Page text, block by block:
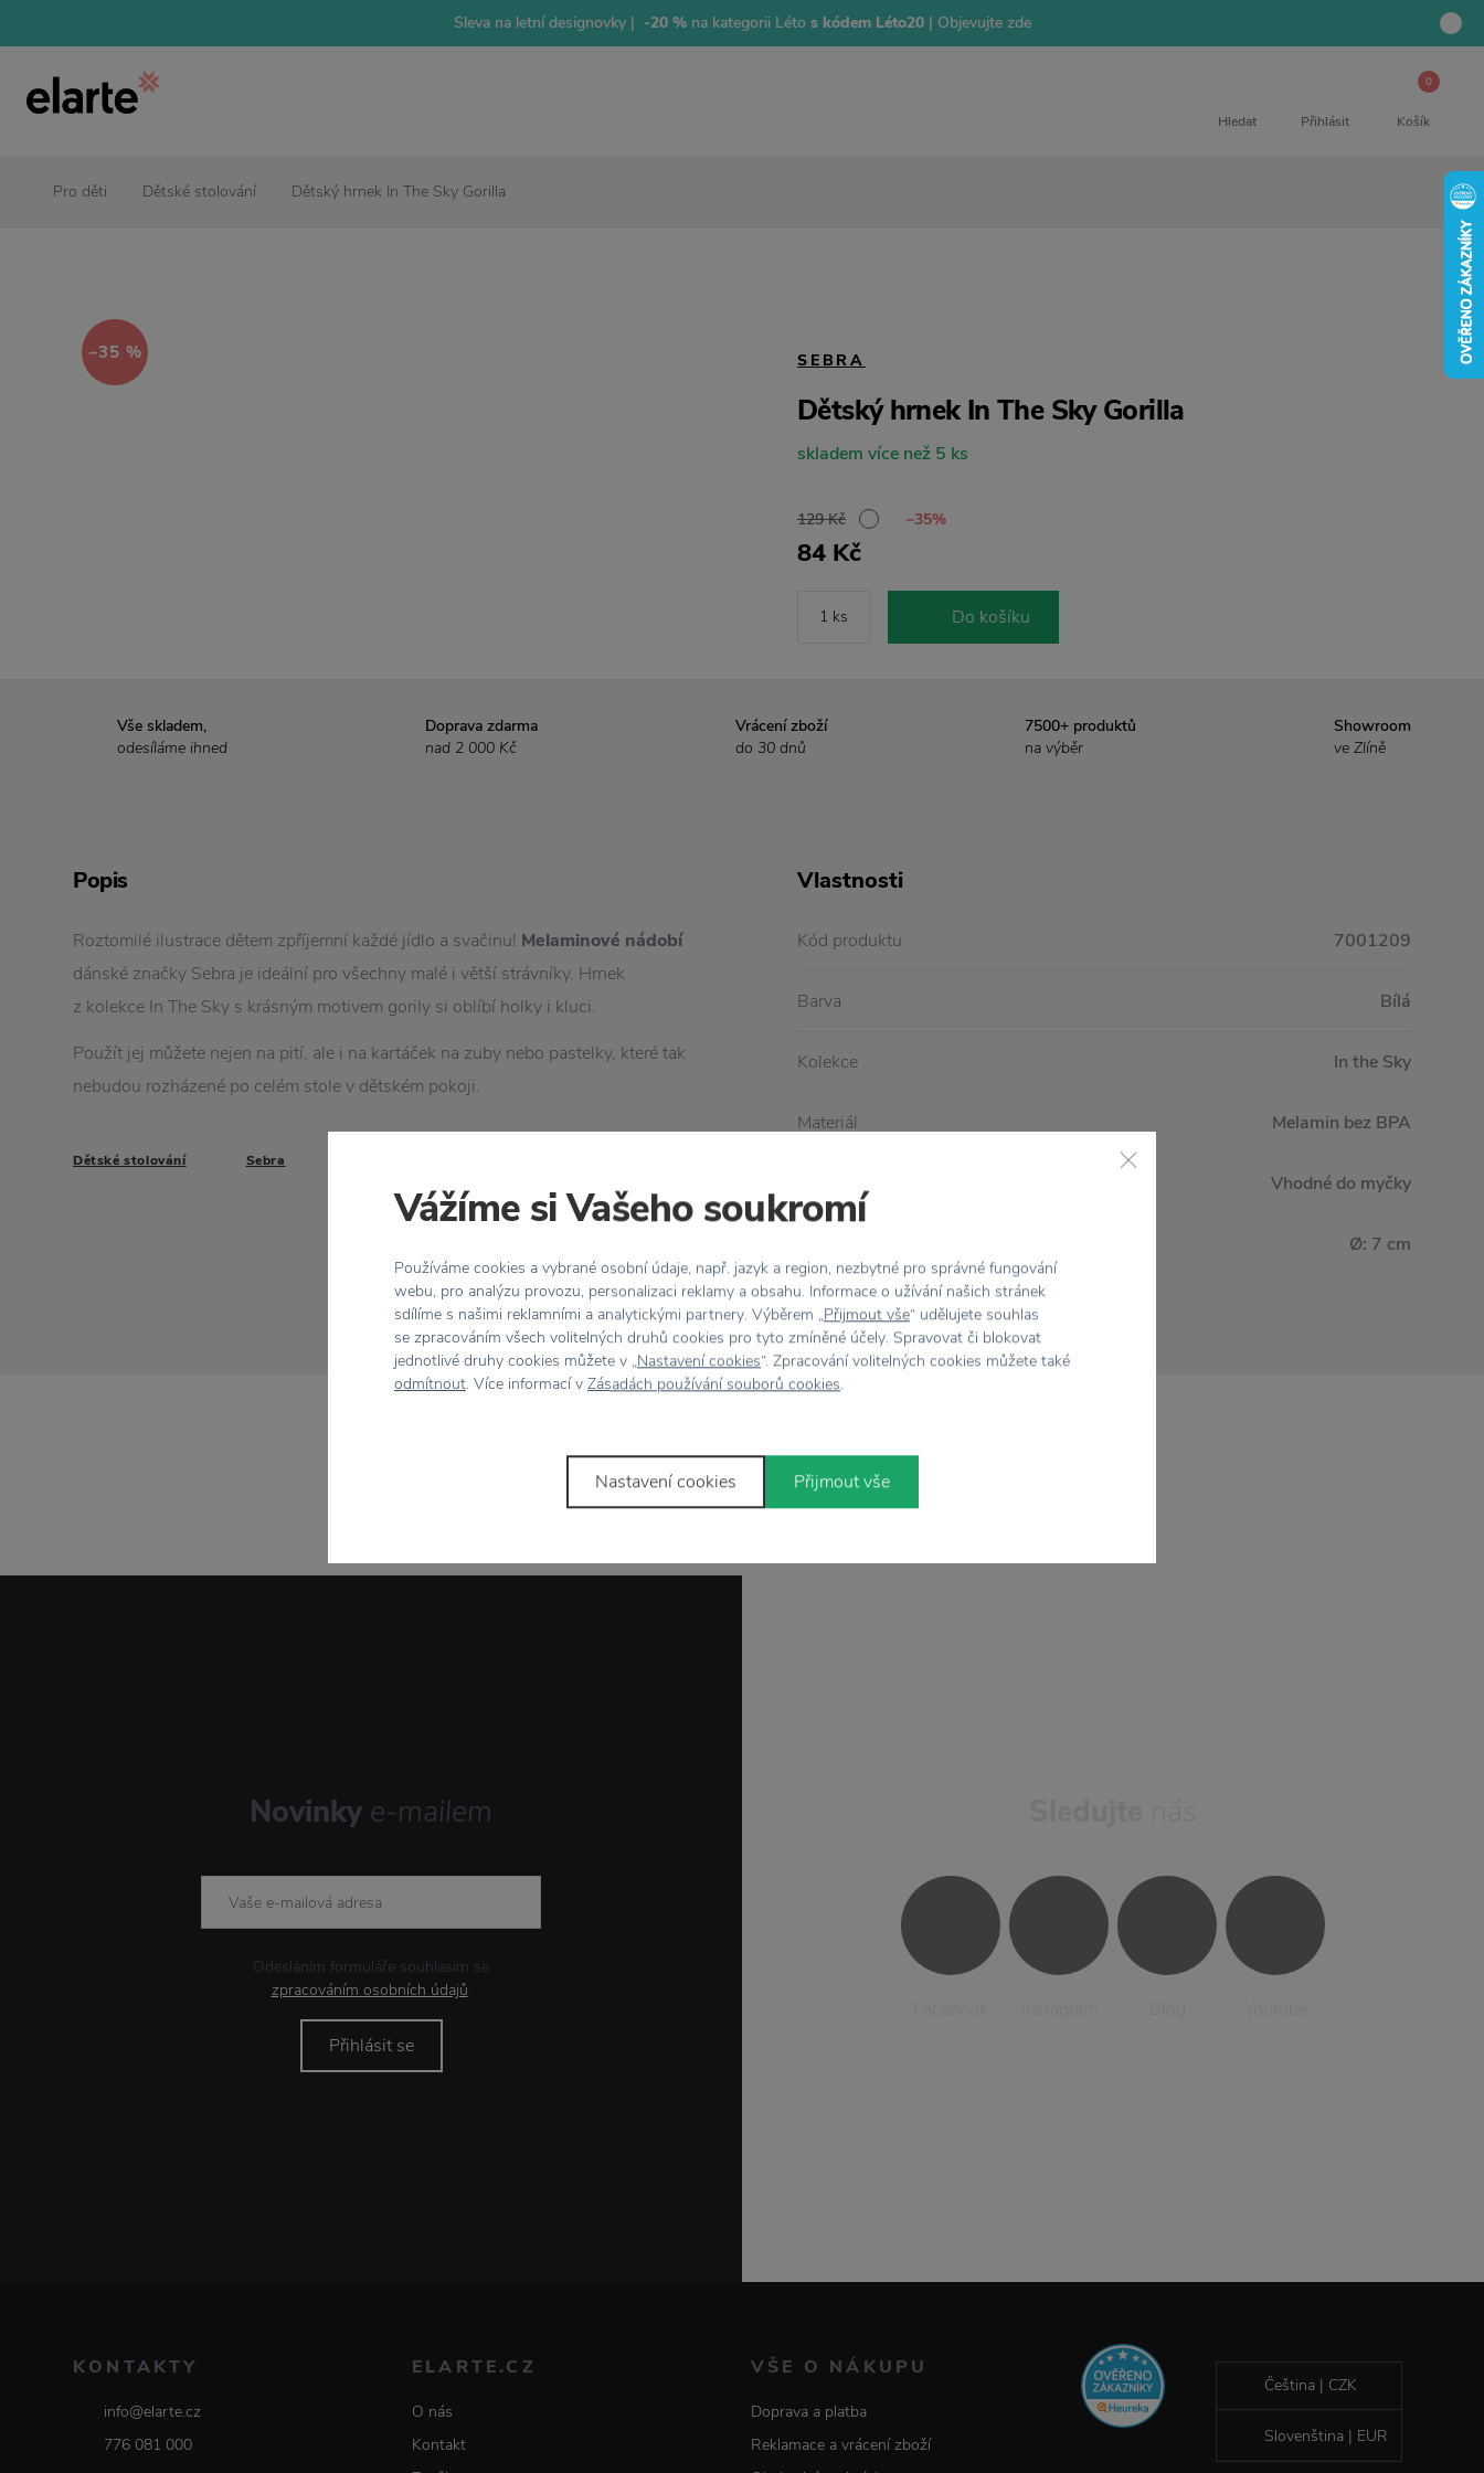
Sleva na letní designovky | -20 %na kategorii Létos kódem Léto20 | Objevujte zde
Hledat Přihlásit
0
Košík
Pro děti Dětské stolování Dětský hrnek In The Sky Gorilla
−35 % SEBRA
Dětský hrnek In The Sky Gorilla
skladem více než 5 ks
129 Kč −35%
84 Kč
Do košíku
Vše skladem,
odesíláme ihned
Doprava zdarma
nad 2 000 Kč
Vrácení zboží
do 30 dnů
7500+ produktů
na výběr
Showroom
ve Zlíně
Popis
Roztomilé ilustrace dětem zpříjemní každé jídlo a svačinu! Melaminové nádobí
dánské značky Sebra je ideální pro všechny malé i větší strávníky. Hrnek
z kolekce In The Sky s krásným motivem gorily si oblíbí holky i kluci.
Použít jej můžete nejen na pití, ale i na kartáček na zuby nebo pastelky, které tak
nebudou rozházené po celém stole v dětském pokoji.
Dětské stolování Sebra
Vlastnosti
Kód produktu 7001209
Barva Bílá
Kolekce In the Sky
Materiál Melamin bez BPA
Vhodné do myčky
Ø: 7 cm
Stojí zapozornost
Novinky e-mailem
Odesláním formuláře souhlasím se
zpracováním osobních údajů.
Přihlásit se
KONTAKTY
info@elarte.cz
776 081 000
ELARTE.CZ
O nás
Kontakt
VŠE O NÁKUPU
Doprava a platba
Reklamace a vrácení zboží
Čeština | CZK
Slovenština | EUR
Vážíme si Vašeho soukromí
Používáme cookies a vybrané osobní údaje, např. jazyk a region, nezbytné pro správné fungování
webu, pro analýzu provozu, personalizaci reklamy a obsahu. Informace o užívání našich stránek
sdílíme s našimi reklamními a analytickými partnery. Výběrem „Přijmout vše“ udělujete souhlas
se zpracováním všech volitelných druhů cookies pro tyto zmíněné účely. Spravovat či blokovat
jednotlivé druhy cookies můžete v „Nastavení cookies“. Zpracování volitelných cookies můžete také
odmítnout. Více informací v Zásadách používání souborů cookies.
Nastavení cookies Přijmout vše